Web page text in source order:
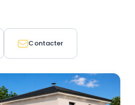
Contacter